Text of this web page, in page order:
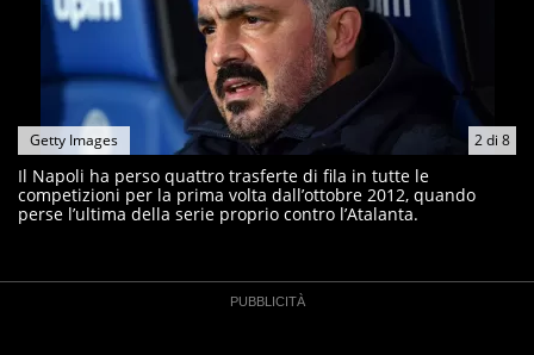
2di 8
Getty Images
Il Napoli ha perso quattro trasferte di fila in tutte le
competizioni per la prima volta dall’ottobre 2012, quando
perse l’ultima della serie proprio contro l’Atalanta.